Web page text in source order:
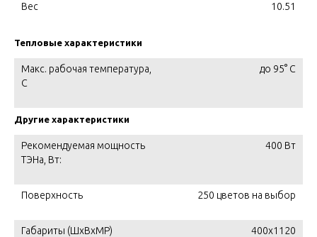
Вес 10.51
Тепловые характеристики
Макс. рабочая температура,
C
до 95° С
Другие характеристики
Рекомендуемая мощность
ТЭНа, Вт:
400 Вт
Поверхность 250 цветов на выбор
Габариты (ШxВxМР) 400x1120